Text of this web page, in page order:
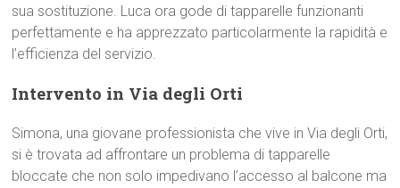
sua sostituzione. Luca ora gode di tapparelle funzionanti
perfettamente e ha apprezzato particolarmente la rapidità e
l’efficienza del servizio.
Intervento in Via degli Orti
Simona, una giovane professionista che vive in Via degli Orti,
si è trovata ad affrontare un problema di tapparelle
bloccate che non solo impedivano l’accesso al balcone ma